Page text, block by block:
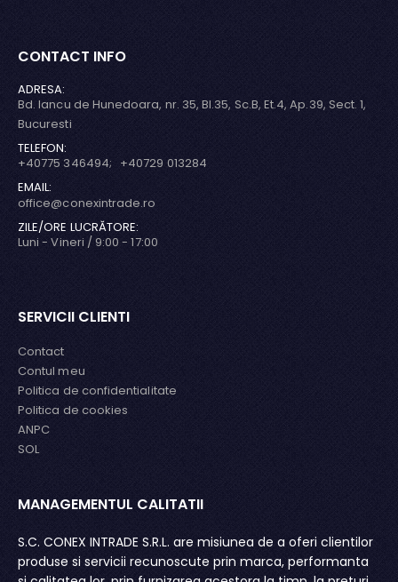
CONTACT INFO
ADRESA:
Bd. Iancu de Hunedoara, nr. 35, Bl.35, Sc.B, Et.4, Ap.39, Sect. 1,
Bucuresti
TELEFON:
+40775 346494; +40729 013284
EMAIL:
office@conexintrade.ro
ZILE/ORE LUCRĂTORE:
Luni - Vineri / 9:00 - 17:00
SERVICII CLIENTI
Contact
Contul meu
Politica de confidentialitate
Politica de cookies
ANPC
SOL
MANAGEMENTUL CALITATII
S.C. CONEX INTRADE S.R.L. are misiunea de a oferi clientilor
produse si servicii recunoscute prin marca, performanta